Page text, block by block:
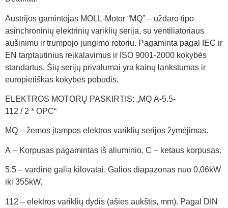
Austrijos gamintojas MOLL-Motor “MQ” – uždaro tipo
asinchroninių elektrinių variklių serija, su ventiliatoriaus
aušinimu ir trumpojo jungimo rotoriu. Pagaminta pagal IEC ir
EN tarptautinius reikalavimus ir ISO 9001-2000 kokybės
standartus. Šių serijų privalumai yra kainų lankstumas ir
europietiškas kokybės pobūdis.
ELEKTROS MOTORŲ PASKIRTIS: „MQ A-5.5-
112 / 2 * OPC“
MQ – žemos įtampos elektros variklių serijos žymėjimas.
A – Korpusas pagamintas iš aliuminio. C – ketaus korpusas.
5.5 – vardinė galia kilovatai. Galios diapazonas nuo 0,06kW
iki 355kW.
112 – elektros variklių dydis (ašies aukštis, mm). Pagal DIN